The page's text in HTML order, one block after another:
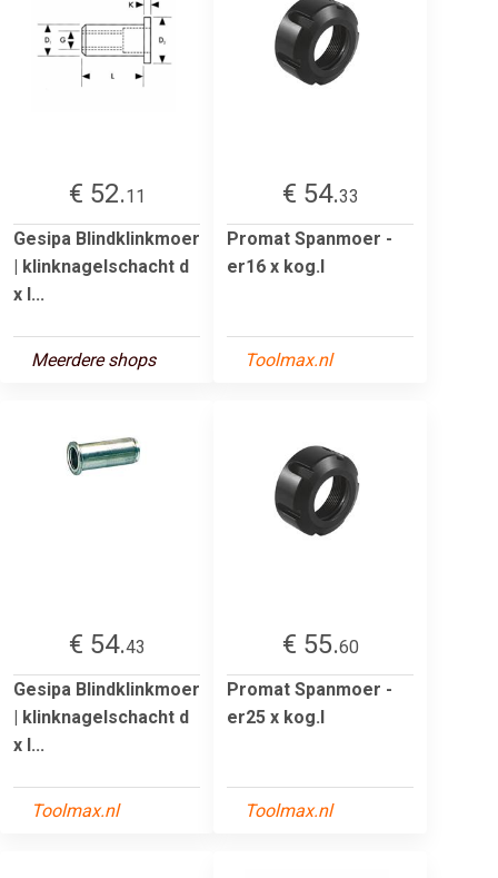
€ 52.11
Gesipa Blindklinkmoer
| klinknagelschacht d
x l...
Meerdere shops
€ 54.33
Promat Spanmoer -
er16 x kog.l
Toolmax.nl
€ 54.43
Gesipa Blindklinkmoer
| klinknagelschacht d
x l...
Toolmax.nl
€ 55.60
Promat Spanmoer -
er25 x kog.l
Toolmax.nl